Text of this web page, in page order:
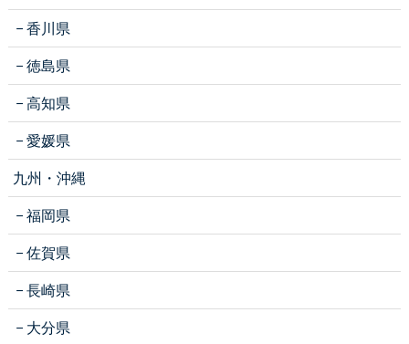
香川県
徳島県
高知県
愛媛県
九州・沖縄
福岡県
佐賀県
長崎県
大分県